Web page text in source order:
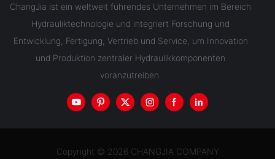
ChangJia ist ein weltweit führendes Unternehmen im Bereich
Hydrauliktechnologie und integriert Forschung und
Entwicklung, Fertigung, Vertrieb und Service, um Innovation
und Produktion zentraler Hydraulikkomponenten
voranzutreiben.
Copyright © 2026 CHANGJIA COMPANY